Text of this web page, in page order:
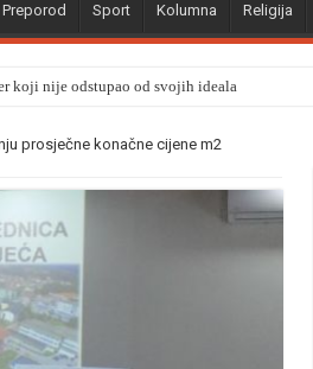
Preporod Sport Kolumna Religija
koji nije odstupao od svojih ideala
prosječne konačne cijene m2